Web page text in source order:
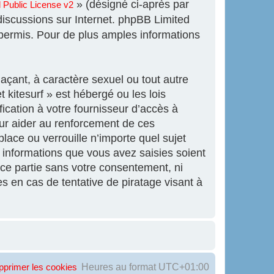
Public License v2 » (désigné ci-après par
sur Internet. phpBB Limited
Pour de plus amples informations
à caractère sexuel ou tout autre
kitesurf » est hébergé ou les lois
à votre fournisseur d’accès à
aider au renforcement de ces
ou verrouille n’importe quel sujet
que vous avez saisies soient
partie sans votre consentement, ni
en cas de tentative de piratage visant à
Heures au format UTC+01:00
les cookies